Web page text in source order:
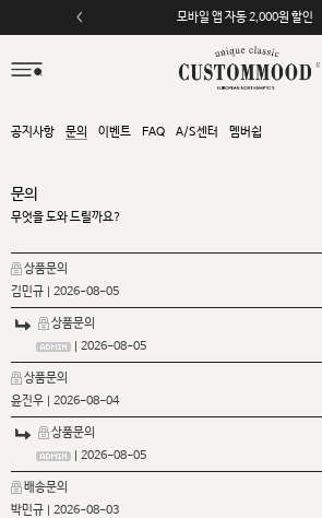
모바일 앱 자동 2,000원 할인
공지사항 문의 이벤트 FAQ A/S센터 멤버쉽
문의
무엇을 도와 드릴까요?
상품문의
김민규
| 2026-08-05
상품문의
| 2026-08-05
상품문의
윤진우
| 2026-08-04
상품문의
| 2026-08-05
배송문의
박민규
| 2026-08-03